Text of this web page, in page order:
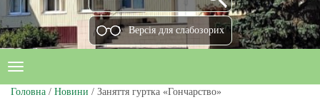
Версiя для слабозорих
Головна / Новини / Заняття гуртка «Гончарство»